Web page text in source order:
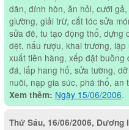
dân, đính hôn, ăn hỏi, cưới
giường, giải trừ, cắt tóc sửa
sửa đê, tu tạo động thổ, dựng
dệt, nấu rượu, khai trương,
xuất tiền hàng, xếp đặt buồng
đá, lấp hang hố, sửa tường,
nuôi, nạp gia súc, phá thổ, an
Xem thêm: Ngày 15/06/2006.
Thứ Sáu, 16/06/2006, Dương